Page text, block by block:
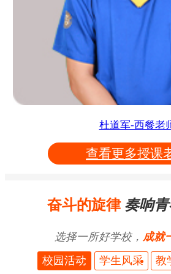
杜道军-西餐老
查看更多授课
奋斗的旋律奏响青
选择一所好学校， 成就
校园活动
学生风采 教